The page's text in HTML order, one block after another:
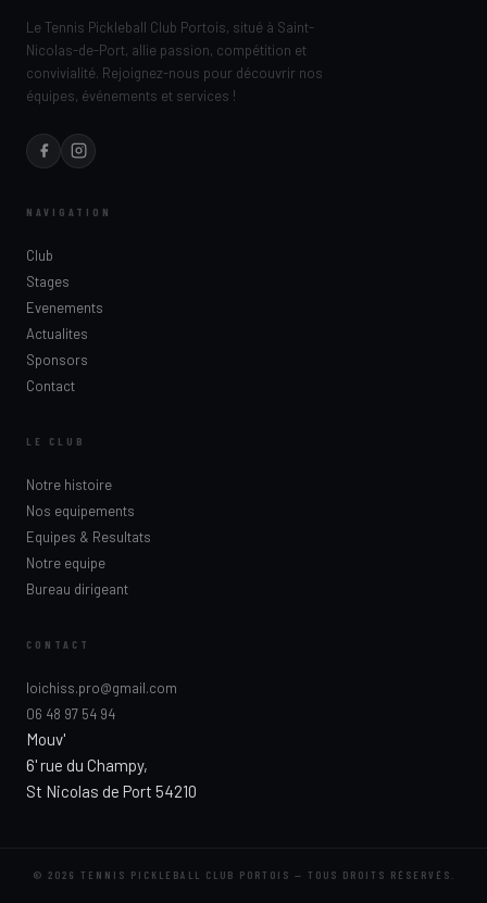
Le Tennis Pickleball Club Portois, situé à Saint-
Nicolas-de-Port, allie passion, compétition et
convivialité. Rejoignez-nous pour découvrir nos
équipes, événements et services !
NAVIGATION
Club
Stages
Evenements
Actualites
Sponsors
Contact
LE CLUB
Notre histoire
Nos equipements
Equipes & Resultats
Notre equipe
Bureau dirigeant
CONTACT
loichiss.pro@gmail.com
06 48 97 54 94
Mouv'
6' rue du Champy,
St Nicolas de Port 54210
© 2026 TENNIS PICKLEBALL CLUB PORTOIS — TOUS DROITS RÉSERVÉS.